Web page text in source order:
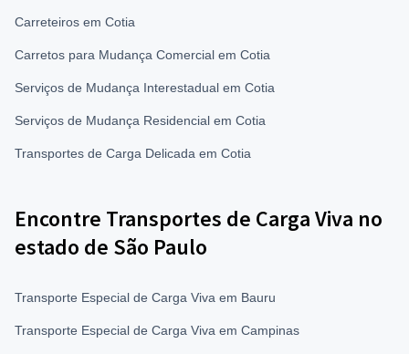
Carreteiros em Cotia
Carretos para Mudança Comercial em Cotia
Serviços de Mudança Interestadual em Cotia
Serviços de Mudança Residencial em Cotia
Transportes de Carga Delicada em Cotia
Encontre Transportes de Carga Viva no
estado de São Paulo
Transporte Especial de Carga Viva em Bauru
Transporte Especial de Carga Viva em Campinas